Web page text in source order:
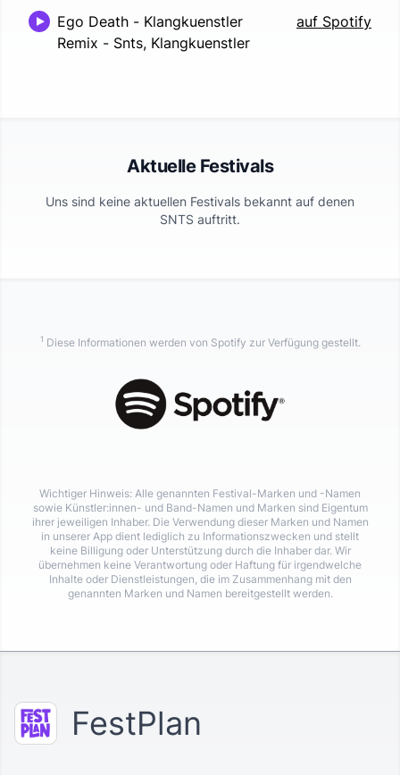
Ego Death - Klangkuenstler
Remix - Snts, Klangkuenstler
auf Spotify
Aktuelle Festivals
Uns sind keine aktuellen Festivals bekannt auf denen
SNTS auftritt.
1 Diese Informationen werden von Spotify zur Verfügung gestellt.
Wichtiger Hinweis: Alle genannten Festival-Marken und -Namen
sowie Künstler:innen- und Band-Namen und Marken sind Eigentum
ihrer jeweiligen Inhaber. Die Verwendung dieser Marken und Namen
in unserer App dient lediglich zu Informationszwecken und stellt
keine Billigung oder Unterstützung durch die Inhaber dar. Wir
übernehmen keine Verantwortung oder Haftung für irgendwelche
Inhalte oder Dienstleistungen, die im Zusammenhang mit den
genannten Marken und Namen bereitgestellt werden.
FestPlan